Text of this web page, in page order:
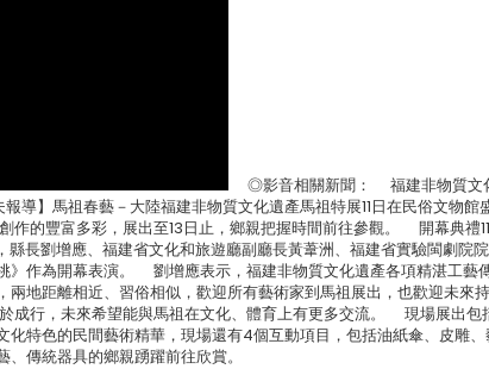
◎影音相關新聞： 福建非物質文
】馬祖春藝－大陸福建非物質文化遺產馬祖特展11日在民俗文物館
作的豐富多彩，展出至13日止，鄉親把握時間前往參觀。 開幕典禮
長劉增應、福建省文化和旅遊廳副廳長黃葦洲、福建省實驗閩劇院
》作為開幕表演。 劉增應表示，福建非物質文化遺產各項精湛工藝
地距離相近、習俗相似，歡迎所有藝術家到馬祖展出，也歡迎未來
行，未來希望能與馬祖在文化、體育上有更多交流。 現場展出包
特色的民間藝術精華，現場還有4個互動項目，包括油紙傘、皮雕
傳統器具的鄉親踴躍前往欣賞。